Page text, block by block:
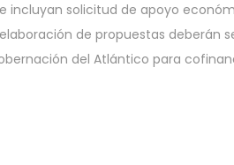
incluyan solicitud de apoyo
de propuestas deberán
del Atlántico para